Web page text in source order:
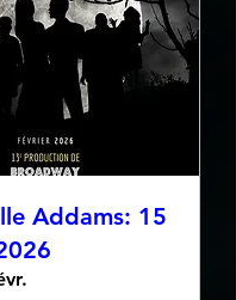
Addams: 15